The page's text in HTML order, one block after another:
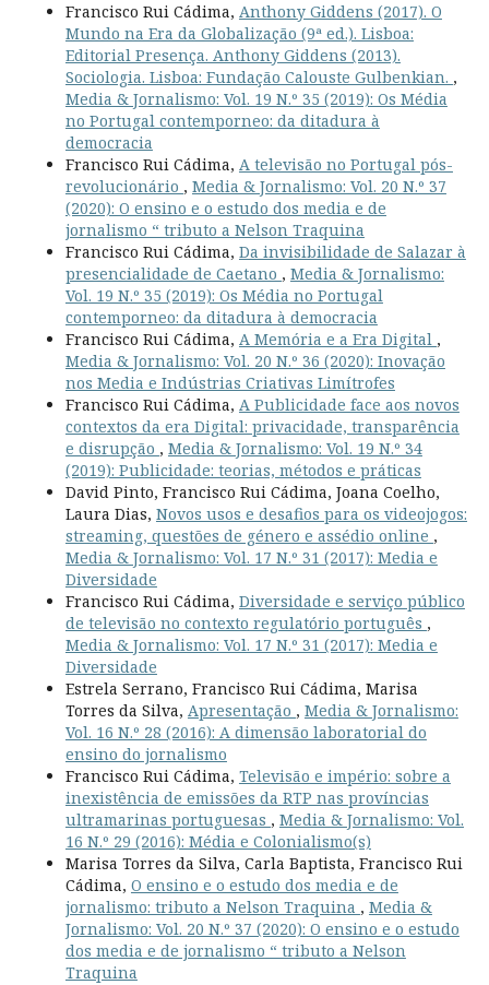
Francisco Rui Cádima, Anthony Giddens (2017). O
Mundo na Era da Globalização (9ª ed.). Lisboa:
Editorial Presença. Anthony Giddens (2013).
Sociologia. Lisboa: Fundação Calouste Gulbenkian. ,
Media & Jornalismo: Vol. 19 N.º 35 (2019): Os Média
no Portugal contemporneo: da ditadura à
democracia
Francisco Rui Cádima, A televisão no Portugal pós-
revolucionário , Media & Jornalismo: Vol. 20 N.º 37
(2020): O ensino e o estudo dos media e de
jornalismo “ tributo a Nelson Traquina
Francisco Rui Cádima, Da invisibilidade de Salazar à
presencialidade de Caetano , Media & Jornalismo:
Vol. 19 N.º 35 (2019): Os Média no Portugal
contemporneo: da ditadura à democracia
Francisco Rui Cádima, A Memória e a Era Digital ,
Media & Jornalismo: Vol. 20 N.º 36 (2020): Inovação
nos Media e Indústrias Criativas Limítrofes
Francisco Rui Cádima, A Publicidade face aos novos
contextos da era Digital: privacidade, transparência
e disrupção , Media & Jornalismo: Vol. 19 N.º 34
(2019): Publicidade: teorias, métodos e práticas
David Pinto, Francisco Rui Cádima, Joana Coelho,
Laura Dias, Novos usos e desafios para os videojogos:
streaming, questões de género e assédio online ,
Media & Jornalismo: Vol. 17 N.º 31 (2017): Media e
Diversidade
Francisco Rui Cádima, Diversidade e serviço público
de televisão no contexto regulatório português ,
Media & Jornalismo: Vol. 17 N.º 31 (2017): Media e
Diversidade
Estrela Serrano, Francisco Rui Cádima, Marisa
Torres da Silva, Apresentação , Media & Jornalismo:
Vol. 16 N.º 28 (2016): A dimensão laboratorial do
ensino do jornalismo
Francisco Rui Cádima, Televisão e império: sobre a
inexistência de emissões da RTP nas províncias
ultramarinas portuguesas , Media & Jornalismo: Vol.
16 N.º 29 (2016): Média e Colonialismo(s)
Marisa Torres da Silva, Carla Baptista, Francisco Rui
Cádima, O ensino e o estudo dos media e de
jornalismo: tributo a Nelson Traquina , Media &
Jornalismo: Vol. 20 N.º 37 (2020): O ensino e o estudo
dos media e de jornalismo “ tributo a Nelson
Traquina